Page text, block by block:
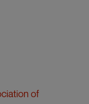
of